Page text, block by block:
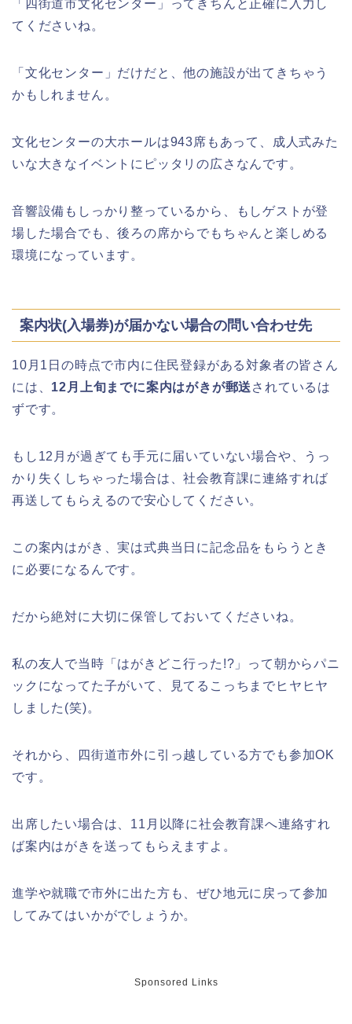
津山さくらまつり2026の花火や屋台
(出店)の時間はいつから?混雑状況も!
海遊館GW(ゴールデンウィーク)の混
華蔵寺公園の桜(花祭り)2026の屋台
(出店)は?ライトアップ・駐車場も!
悠久山公園桜祭り2026の屋台や出店
は?ライトアップや駐車場情報も!
日立さくらまつり2026の屋台・出店ま
とめ!交通規制は何時から何時まで?
時間はいつまで?ライトアップも!
福井桜祭り2026の屋台は何時まで(い
幸楽苑の餃子や麺はまずいの声は本
「四街道市文化センター」ってきちんと正確に入力し
てくださいね。
「文化センター」だけだと、他の施設が出てきちゃう
かもしれません。
文化センターの大ホールは943席もあって、成人式みた
いな大きなイベントにピッタリの広さなんです。
音響設備もしっかり整っているから、もしゲストが登
場した場合でも、後ろの席からでもちゃんと楽しめる
環境になっています。
案内状(入場券)が届かない場合の問い合わせ先
10月1日の時点で市内に住民登録がある対象者の皆さん
には、 12月上旬までに案内はがきが郵送 されているは
ずです。
もし12月が過ぎても手元に届いていない場合や、うっ
かり失くしちゃった場合は、社会教育課に連絡すれば
再送してもらえるので安心してください。
この案内はがき、実は式典当日に記念品をもらうとき
に必要になるんです。
だから絶対に大切に保管しておいてくださいね。
私の友人で当時「はがきどこ行った!?」って朝からパニ
ックになってた子がいて、見てるこっちまでヒヤヒヤ
しました(笑)。
それから、四街道市外に引っ越している方でも参加OK
です。
出席したい場合は、11月以降に社会教育課へ連絡すれ
ば案内はがきを送ってもらえますよ。
進学や就職で市外に出た方も、ぜひ地元に戻って参加
してみてはいかがでしょうか。
Sponsored Links